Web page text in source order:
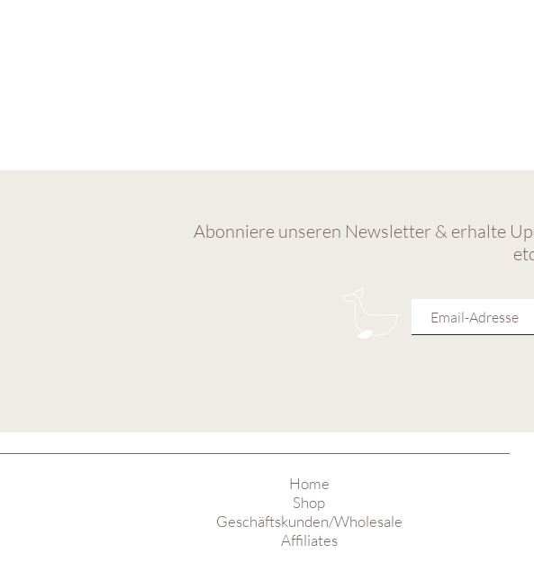
Abonniere unseren Newsletter & erhalte
Home
Shop
Geschäftskunden/Wholesale
Affiliates